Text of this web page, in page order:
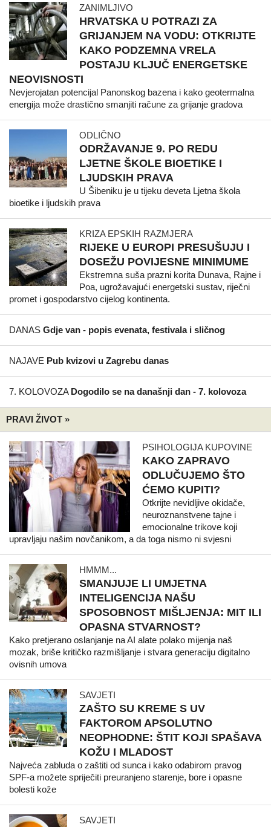
ZANIMLJIVO
HRVATSKA U POTRAZI ZA
GRIJANJEM NA VODU: OTKRIJTE
KAKO PODZEMNA VRELA
POSTAJU KLJUČ ENERGETSKE
NEOVISNOSTI
Nevjerojatan potencijal Panonskog bazena i kako geotermalna
energija može drastično smanjiti račune za grijanje gradova
ODLIČNO
ODRŽAVANJE 9. PO REDU
LJETNE ŠKOLE BIOETIKE I
LJUDSKIH PRAVA
U Šibeniku je u tijeku deveta Ljetna škola
bioetike i ljudskih prava
KRIZA EPSKIH RAZMJERA
RIJEKE U EUROPI PRESUŠUJU I
DOSEŽU POVIJESNE MINIMUME
Ekstremna suša prazni korita Dunava, Rajne i
Poa, ugrožavajući energetski sustav, riječni
promet i gospodarstvo cijelog kontinenta.
DANAS Gdje van - popis evenata, festivala i sličnog
NAJAVE Pub kvizovi u Zagrebu danas
7. KOLOVOZA Dogodilo se na današnji dan - 7. kolovoza
PRAVI ŽIVOT »
PSIHOLOGIJA KUPOVINE
KAKO ZAPRAVO
ODLUČUJEMO ŠTO
ĆEMO KUPITI?
Otkrijte nevidljive okidače,
neuroznanstvene tajne i
emocionalne trikove koji
upravljaju našim novčanikom, a da toga nismo ni svjesni
HMMM...
SMANJUJE LI UMJETNA
INTELIGENCIJA NAŠU
SPOSOBNOST MIŠLJENJA: MIT ILI
OPASNA STVARNOST?
Kako pretjerano oslanjanje na AI alate polako mijenja naš
mozak, briše kritičko razmišljanje i stvara generaciju digitalno
ovisnih umova
SAVJETI
ZAŠTO SU KREME S UV
FAKTOROM APSOLUTNO
NEOPHODNE: ŠTIT KOJI SPAŠAVA
KOŽU I MLADOST
Najveća zabluda o zaštiti od sunca i kako odabirom pravog
SPF-a možete spriječiti preuranjeno starenje, bore i opasne
bolesti kože
SAVJETI